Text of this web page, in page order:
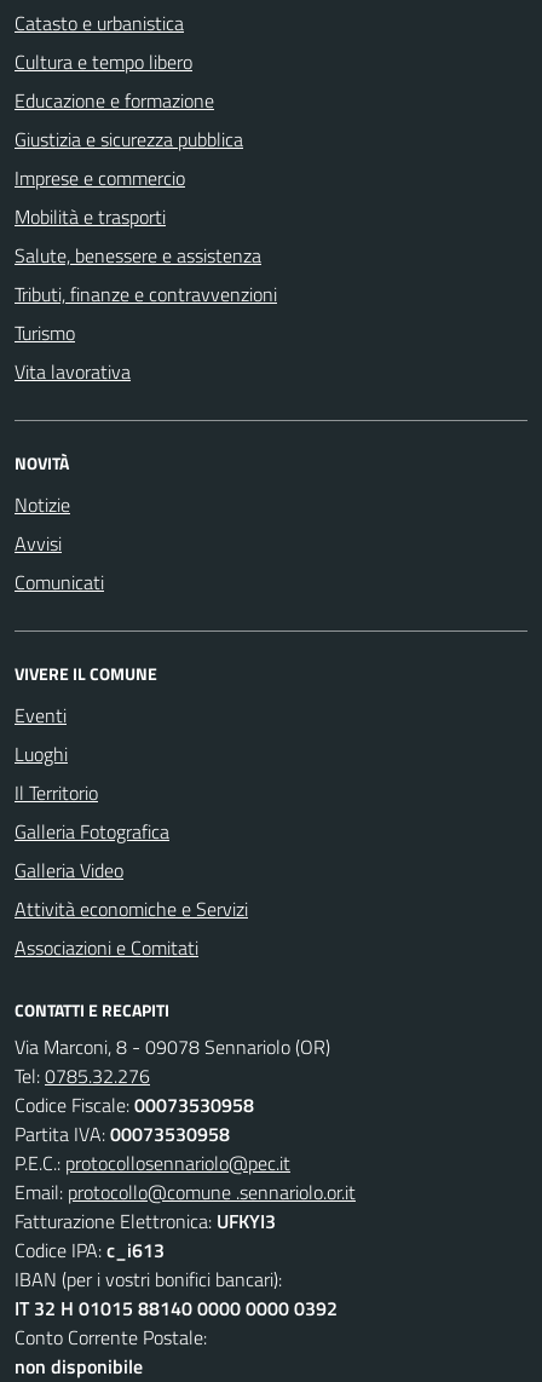
Catasto e urbanistica
Cultura e tempo libero
Educazione e formazione
Giustizia e sicurezza pubblica
Imprese e commercio
Mobilità e trasporti
Salute, benessere e assistenza
Tributi, finanze e contravvenzioni
Turismo
Vita lavorativa
NOVITÀ
Notizie
Avvisi
Comunicati
VIVERE IL COMUNE
Eventi
Luoghi
Il Territorio
Galleria Fotografica
Galleria Video
Attività economiche e Servizi
Associazioni e Comitati
CONTATTI E RECAPITI
Via Marconi, 8 - 09078 Sennariolo (OR)
Tel:0785.32.276
Codice Fiscale:00073530958
Partita IVA:00073530958
P.E.C.: protocollosennariolo@pec.it
Email: protocollo@comune .sennariolo.or.it
Fatturazione Elettronica: UFKYI3
Codice IPA:c_i613
IBAN (per i vostri bonifici bancari):
IT 32 H 01015 88140 0000 0000 0392
Conto Corrente Postale:
non disponibile